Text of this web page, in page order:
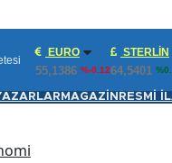
EURO
55,1386 %-0.12
STERLIN
64,5401
MAGAZİN RESMİ